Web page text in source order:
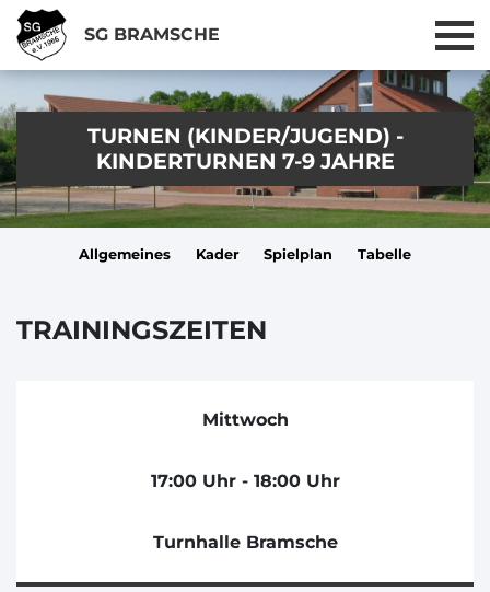
SG BRAMSCHE
TURNEN (KINDER/JUGEND) -
KINDERTURNEN 7-9 JAHRE
Allgemeines Kader Spielplan Tabelle
TRAININGSZEITEN
Mittwoch
17:00 Uhr - 18:00 Uhr
Turnhalle Bramsche